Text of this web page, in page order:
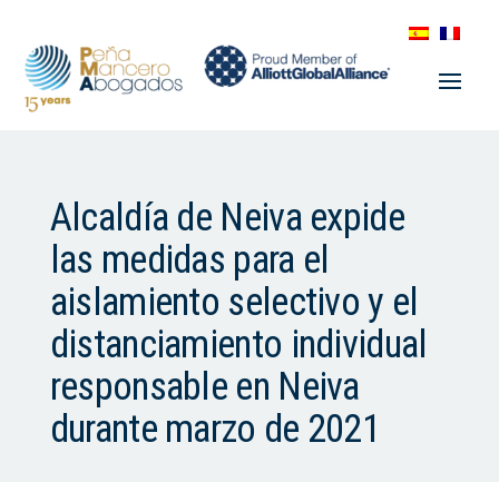
Alcaldía de Neiva expide
las medidas para el
aislamiento selectivo y el
distanciamiento individual
responsable en Neiva
durante marzo de 2021